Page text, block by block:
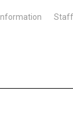
Information